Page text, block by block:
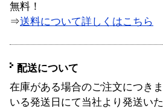
無料！
⇒送料について詳しくはこちら
配送について
在庫がある場合のご注文につき
いる発送日にて当社より発送い